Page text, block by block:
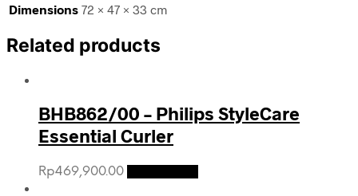
Dimensions 72 × 47 × 33 cm
Related products
BHB862/00 – Philips StyleCare
Essential Curler
Rp469,900.00